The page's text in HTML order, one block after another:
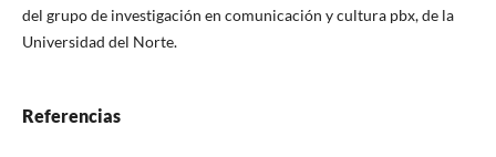
del grupo de investigación en comunicación y cultura pbx, de la
Universidad del Norte.
Referencias